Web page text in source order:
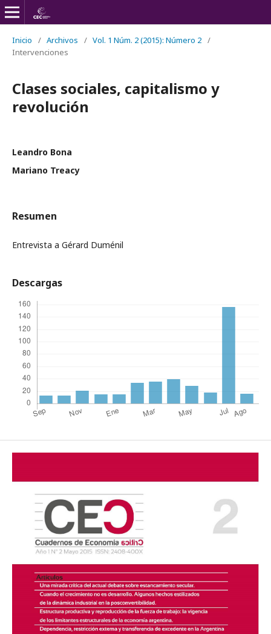
Inicio / Archivos / Vol. 1 Núm. 2 (2015): Número 2 /
Intervenciones
Clases sociales, capitalismo y
revolución
Leandro Bona
Mariano Treacy
Resumen
Entrevista a Gérard Duménil
Descargas